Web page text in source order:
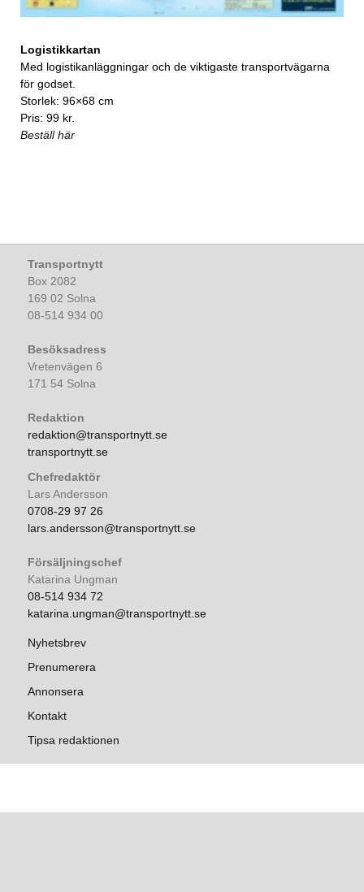
Logistikkartan
Med logistikanläggningar och de viktigaste transportvägarna
för godset.
Storlek: 96×68 cm
Pris: 99 kr.
Beställ här
Transportnytt
Box 2082
169 02 Solna
08-514 934 00
Besöksadress
Vretenvägen 6
171 54 Solna
Redaktion
redaktion@transportnytt.se
transportnytt.se
Chefredaktör
Lars Andersson
0708-29 97 26
lars.andersson@transportnytt.se
Försäljningschef
Katarina Ungman
08-514 934 72
katarina.ungman@transportnytt.se
Nyhetsbrev
Prenumerera
Annonsera
Kontakt
Tipsa redaktionen